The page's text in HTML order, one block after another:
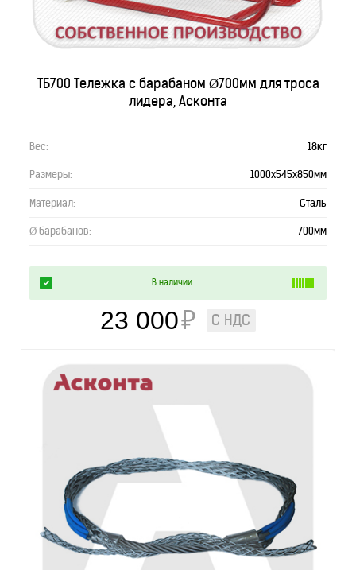
ТБ700 Тележка с барабаном Ø700мм для троса
лидера, Асконта
Вес: 18кг
Размеры: 1000х545х850мм
Материал: Сталь
Ø барабанов: 700мм
В наличии
23 000₽ С НДС